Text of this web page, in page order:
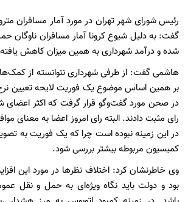
رئیس شورای شهر تهران در مورد آمار مسافران
گفت: ‌به دلیل شیوع کرونا آمار مسافران
شده و درآمد شهرداری به همین میزان کاهش
هاشمی گفت: ‌از طرفی شهرداری نتوانسته از
بر همین اساس موضوع یک فوریت لایحه تعیین
در صحن مورد گفت‌وگو قرار گرفت که اکثر اعضای
رای مثبت دادند. البته رای امروز اعضا به معنای
در این زمینه نبوده است چرا که یک فوریت به
کمیسیون مربوطه بیشتر بررسی شود.
وی خاطرنشان کرد: ‌اختلاف نظرها در مورد این
بود و دولت باید نگاه ویژه‌ای به حمل و نقل